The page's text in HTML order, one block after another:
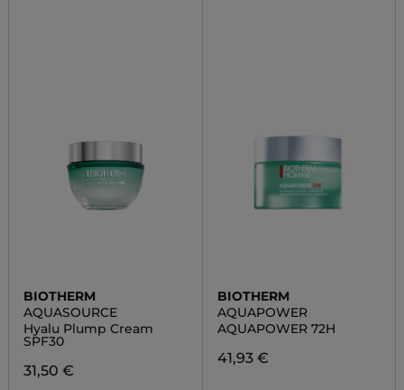
BIOTHERM
AQUASOURCE
Hyalu Plump Cream
SPF30
31,50 €
BIOTHERM
AQUAPOWER
AQUAPOWER 72H
41,93 €